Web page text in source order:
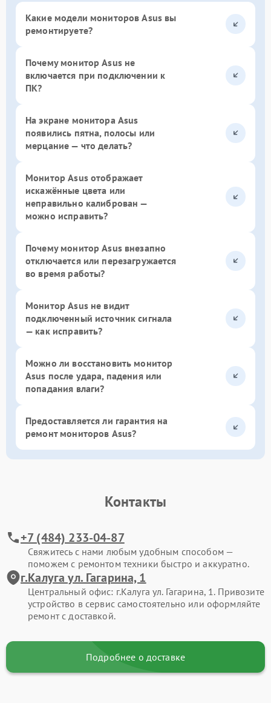
Какие модели мониторов Asus вы
ремонтируете?
Почему монитор Asus не
включается при подключении к
ПК?
На экране монитора Asus
появились пятна, полосы или
мерцание — что делать?
Монитор Asus отображает
искажённые цвета или
неправильно калиброван —
можно исправить?
Почему монитор Asus внезапно
отключается или перезагружается
во время работы?
Монитор Asus не видит
подключенный источник сигнала
— как исправить?
Можно ли восстановить монитор
Asus после удара, падения или
попадания влаги?
Предоставляется ли гарантия на
ремонт мониторов Asus?
Контакты
+7 (484) 233-04-87
Свяжитесь с нами любым удобным способом —
поможем с ремонтом техники быстро и аккуратно.
г.Калуга ул. Гагарина, 1
Центральный офис: г.Калуга ул. Гагарина, 1. Привозите
устройство в сервис самостоятельно или оформляйте
ремонт с доставкой.
Подробнее о доставке